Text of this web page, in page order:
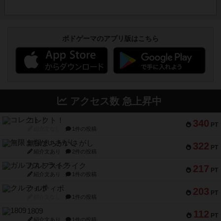
ボドゲーマのアプリ版はこちら
アクセス数 急上昇中
340 PT
コレクト！
1件の投稿
322 PT
無限まちがいさがし
紹介文あり 2件の投稿
217 PT
ガルフストライク
紹介文あり 1件の投稿
203 PT
クルティボ
1件の投稿
112 PT
1809
紹介文あり 1件の投稿